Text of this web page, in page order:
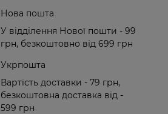
Нова пошта
У відділення Нової пошти - 99
грн, безкоштовно від 699 грн
Укрпошта
Вартість доставки - 79 грн,
безкоштовна доставка від -
599 грн